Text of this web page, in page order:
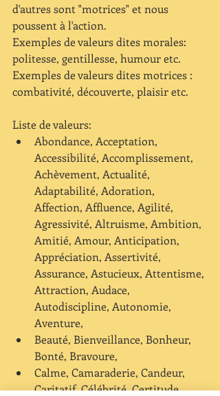
d'autres sont "motrices" et nous
poussent à l'action.
Exemples de valeurs dites morales:
politesse, gentillesse, humour etc.
Exemples de valeurs dites motrices :
combativité, découverte, plaisir etc.
Liste de valeurs:
Abondance, Acceptation,
Accessibilité, Accomplissement,
Achèvement, Actualité,
Adaptabilité, Adoration,
Affection, Affluence, Agilité,
Agressivité, Altruisme, Ambition,
Amitié, Amour, Anticipation,
Appréciation, Assertivité,
Assurance, Astucieux, Attentisme,
Attraction, Audace,
Autodiscipline, Autonomie,
Aventure,
Beauté, Bienveillance, Bonheur,
Bonté, Bravoure,
Calme, Camaraderie, Candeur,
Caritatif, Célébrité, Certitude,